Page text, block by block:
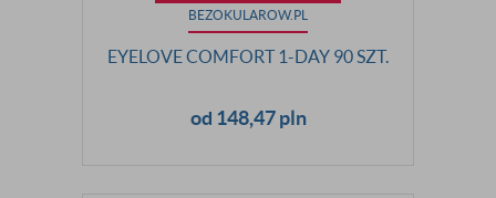
BEZOKULAROW.PL
EYELOVE COMFORT 1-DAY 90 SZT.
od 148,47 pln